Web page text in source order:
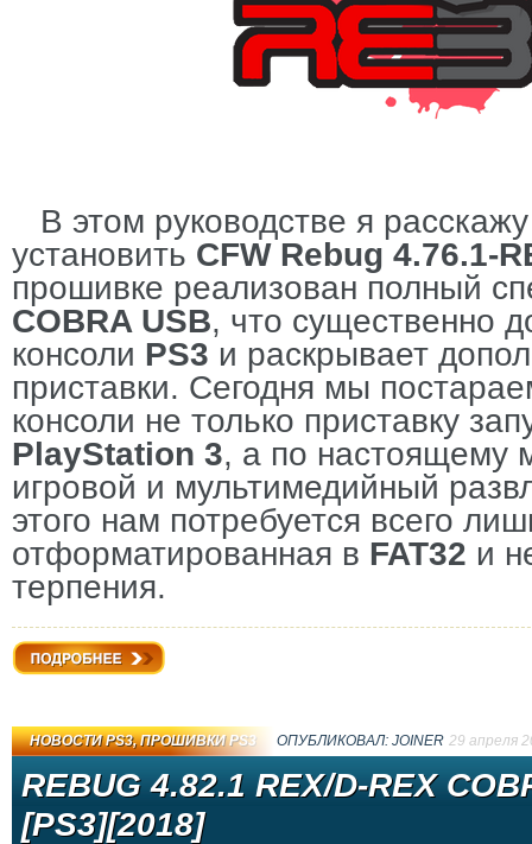
В этом руководстве я
установить CFW Rebug 4.76.1-
прошивке реализован полный
COBRA USB, что существенно
консоли PS3 и раскрывает
приставки. Сегодня мы
консоли не только приставку
PlayStation 3, а по настоящему
игровой и мультимедийный
этого нам потребуется всего
отформатированная в FAT32 и
терпения.
НОВОСТИ PS3,ПРОШИВКИ PS3 ОПУБЛИКОВАЛ: JOINER 29 апреля
REBUG 4.82.1 REX/D-REX
[PS3][2018]